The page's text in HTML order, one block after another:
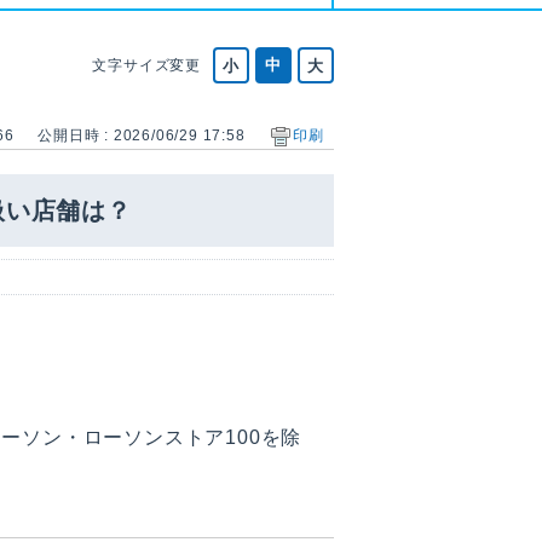
文字サイズ変更
公開日時 : 2026/06/29 17:58 印刷
店舗は？
ソン・ローソンストア100を除